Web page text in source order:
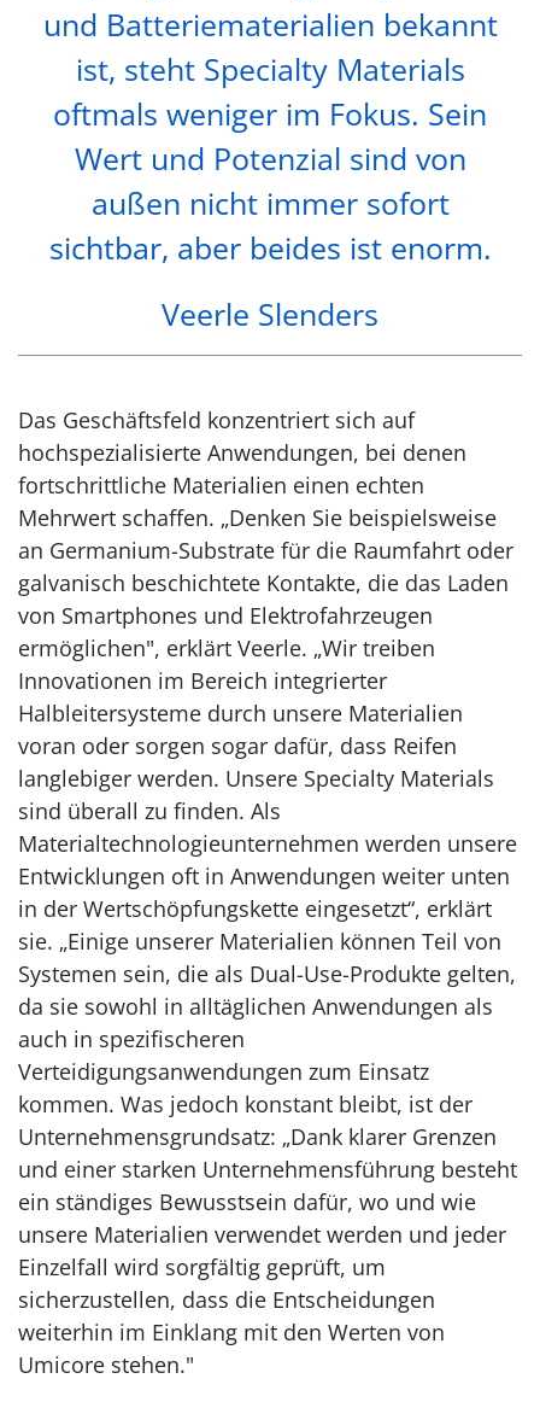
und Batteriematerialien bekannt
ist, steht Specialty Materials
oftmals weniger im Fokus. Sein
Wert und Potenzial sind von
außen nicht immer sofort
sichtbar, aber beides ist enorm.
Veerle Slenders
Das Geschäftsfeld konzentriert sich auf
hochspezialisierte Anwendungen, bei denen
fortschrittliche Materialien einen echten
Mehrwert schaffen. „Denken Sie beispielsweise
an Germanium-Substrate für die Raumfahrt oder
galvanisch beschichtete Kontakte, die das Laden
von Smartphones und Elektrofahrzeugen
ermöglichen", erklärt Veerle. „Wir treiben
Innovationen im Bereich integrierter
Halbleitersysteme durch unsere Materialien
voran oder sorgen sogar dafür, dass Reifen
langlebiger werden. Unsere Specialty Materials
sind überall zu finden. Als
Materialtechnologieunternehmen werden unsere
Entwicklungen oft in Anwendungen weiter unten
in der Wertschöpfungskette eingesetzt“, erklärt
sie. „Einige unserer Materialien können Teil von
Systemen sein, die als Dual-Use-Produkte gelten,
da sie sowohl in alltäglichen Anwendungen als
auch in spezifischeren
Verteidigungsanwendungen zum Einsatz
kommen. Was jedoch konstant bleibt, ist der
Unternehmensgrundsatz: „Dank klarer Grenzen
und einer starken Unternehmensführung besteht
ein ständiges Bewusstsein dafür, wo und wie
unsere Materialien verwendet werden und jeder
Einzelfall wird sorgfältig geprüft, um
sicherzustellen, dass die Entscheidungen
weiterhin im Einklang mit den Werten von
Umicore stehen."